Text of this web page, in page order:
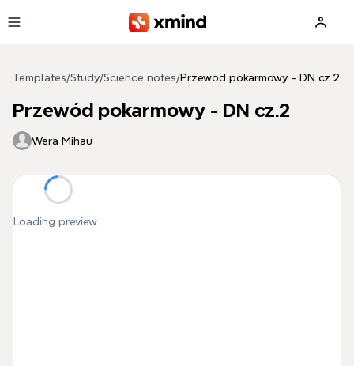
Templates/Study/Science notes/Przewód pokarmowy - DN cz.2
Przewód pokarmowy - DN cz.2
Wera Mihau
Loading preview...